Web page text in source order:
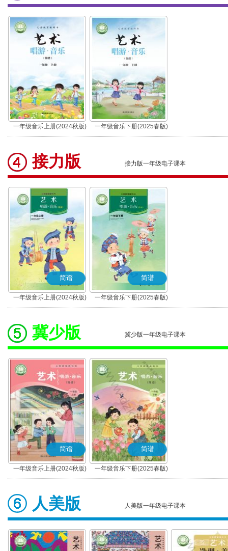
一年级音乐上册(2024秋版) 一年级音乐下册(2025春版)
接力版 接力版一年级电子课本
简谱
一年级音乐上册(2024秋版)
(简谱)
简谱
一年级音乐下册(2025春版)
(简谱)
冀少版 冀少版一年级电子课本
简谱
一年级音乐上册(2024秋版)
(简谱)
简谱
一年级音乐下册(2025春版)
(简谱)
人美版 人美版一年级电子课本